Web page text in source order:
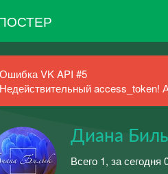
Ошибка VK API #5
Недействительный access_token!
Диана
Всего 1, за